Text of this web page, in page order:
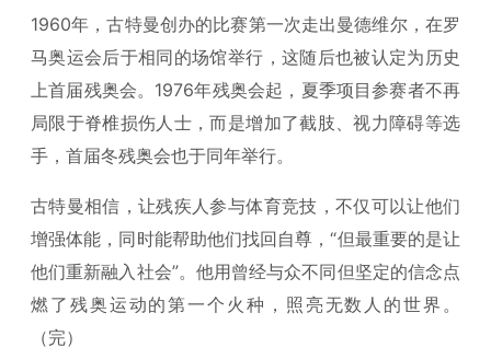
1960年，古特曼创办的比赛第一次走出曼德维尔，在罗
马奥运会后于相同的场馆举行，这随后也被认定为历史
上首届残奥会。1976年残奥会起，夏季项目参赛者不再
局限于脊椎损伤人士，而是增加了截肢、视力障碍等选
手，首届冬残奥会也于同年举行。
古特曼相信，让残疾人参与体育竞技，不仅可以让他们
增强体能，同时能帮助他们找回自尊，“但最重要的是让
他们重新融入社会”。他用曾经与众不同但坚定的信念点
燃了残奥运动的第一个火种，照亮无数人的世界。
（完）